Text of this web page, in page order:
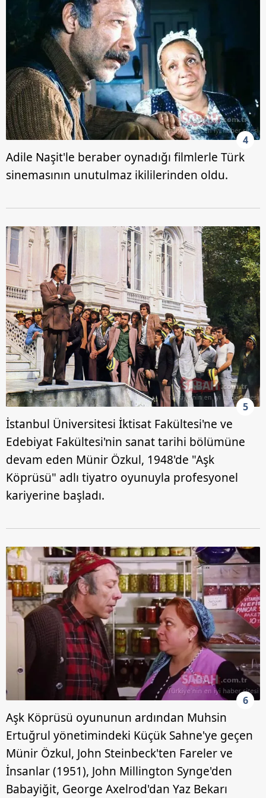
4
Adile Naşit'le beraber oynadığı filmlerle Türk
sinemasının unutulmaz ikililerinden oldu.
5
İstanbul Üniversitesi İktisat Fakültesi'ne ve
Edebiyat Fakültesi'nin sanat tarihi bölümüne
devam eden Münir Özkul, 1948'de "Aşk
Köprüsü" adlı tiyatro oyunuyla profesyonel
kariyerine başladı.
6
Aşk Köprüsü oyununun ardından Muhsin
Ertuğrul yönetimindeki Küçük Sahne'ye geçen
Münir Özkul, John Steinbeck'ten Fareler ve
İnsanlar (1951), John Millington Synge'den
Babayiğit, George Axelrod'dan Yaz Bekarı